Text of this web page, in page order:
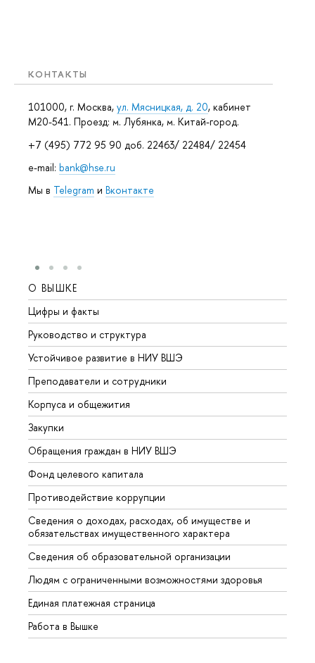
КОНТАКТЫ
101000, г. Москва, ул. Мясницкая, д. 20, кабинет
М20-541. Проезд: м. Лубянка, м. Китай-город.
+7 (495) 772 95 90 доб. 22463/ 22484/ 22454
e-mail: bank@hse.ru
Мы в Telegram и Вконтакте
О ВЫШКЕ
Цифры и факты
Руководство и структура
Устойчивое развитие в НИУ ВШЭ
Преподаватели и сотрудники
Корпуса и общежития
Закупки
Обращения граждан в НИУ ВШЭ
Фонд целевого капитала
Противодействие коррупции
Сведения о доходах, расходах, об имуществе и
обязательствах имущественного характера
Сведения об образовательной организации
Людям с ограниченными возможностями здоровья
Единая платежная страница
Работа в Вышке